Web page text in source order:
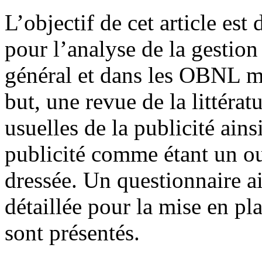
L’objectif de cet article est
pour l’analyse de la
général et dans les OBNL
but, une revue de la
usuelles de la publicité
publicité comme étant un
dressée. Un questionnaire
détaillée pour la mise en
sont présentés.